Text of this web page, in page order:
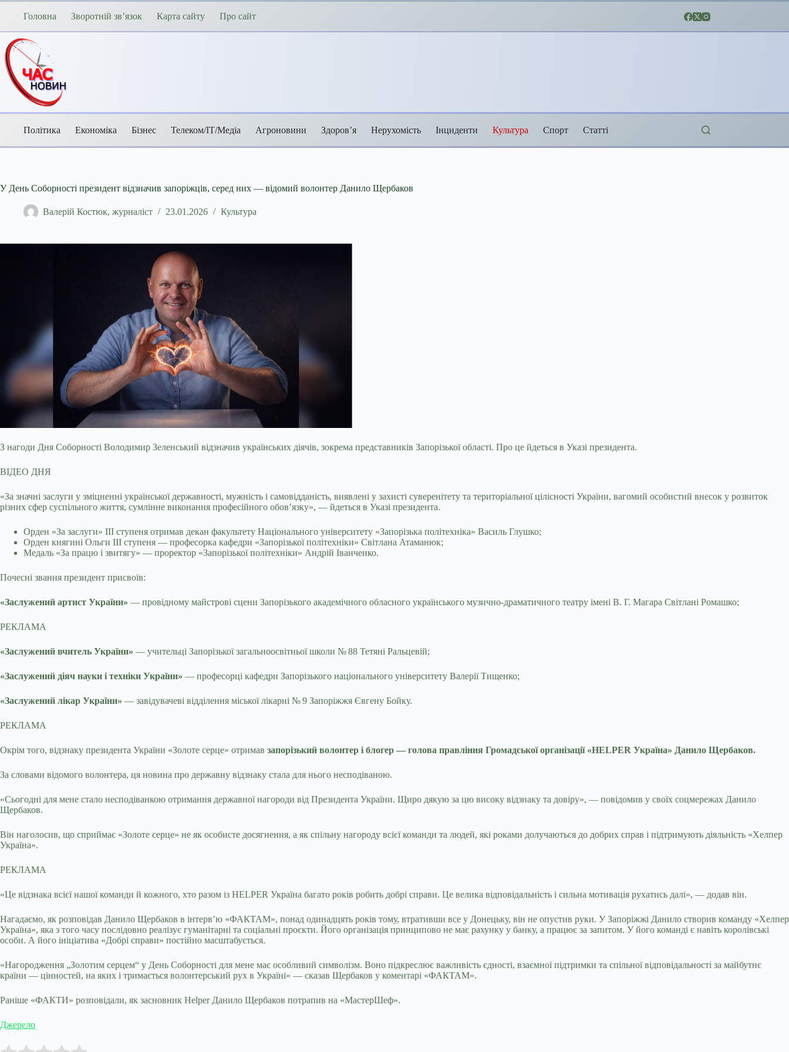
Перейти
Головна Зворотній зв’язок Карта сайту Про сайт
Політика Економіка Бізнес Телеком/ІТ/Медіа Агроновини Здоров’я Нерухомість Інциденти Культура Спорт Статті
У День Соборності президент відзначив запоріжців, серед них — відомий волонтер Данило Щербаков
Валерій Костюк, журналіст 23.01.2026 Культура
З нагоди Дня Соборності Володимир Зеленський відзначив українських діячів, зокрема представників Запорізької області. Про це йдеться в Указі президента.
ВІДЕО ДНЯ
«За значні заслуги у зміцненні української державності, мужність і самовідданість, виявлені у захисті суверенітету та територіальної цілісності України, вагомий особистий внесок у розвиток
різних сфер суспільного життя, сумлінне виконання професійного обов’язку», — йдеться в Указі президента.
Орден «За заслуги» III ступеня отримав декан факультету Національного університету «Запорізька політехніка» Василь Глушко;
Орден княгині Ольги III ступеня — професорка кафедри «Запорізької політехніки» Світлана Атаманюк;
Медаль «За працю і звитягу» — проректор «Запорізької політехніки» Андрій Іванченко.
Почесні звання президент присвоїв:
«Заслужений артист України» — провідному майстрові сцени Запорізького академічного обласного українського музично-драматичного театру імені В. Г. Магара Світлані Ромашко;
РЕКЛАМА
«Заслужений вчитель України» — учительці Запорізької загальноосвітньої школи № 88 Тетяні Ральцевій;
«Заслужений діяч науки і техніки України» — професорці кафедри Запорізького національного університету Валерії Тищенко;
«Заслужений лікар України» — завідувачеві відділення міської лікарні № 9 Запоріжжя Євгену Бойку.
РЕКЛАМА
Окрім того, відзнаку президента України «Золоте серце» отримав запорізький волонтер і блогер — голова правління Громадської організації «НELPER Україна» Данило Щербаков.
За словами відомого волонтера, ця новина про державну відзнаку стала для нього несподіваною.
«Сьогодні для мене стало несподіванкою отримання державної нагороди від Президента України. Щиро дякую за цю високу відзнаку та довіру», — повідомив у своїх соцмережах Данило
Щербаков.
Він наголосив, що сприймає «Золоте серце» не як особисте досягнення, а як спільну нагороду всієї команди та людей, які роками долучаються до добрих справ і підтримують діяльність «Хелпер
Україна».
РЕКЛАМА
«Це відзнака всієї нашої команди й кожного, хто разом із HELPER Україна багато років робить добрі справи. Це велика відповідальність і сильна мотивація рухатись далі», — додав він.
Нагадаємо, як розповідав Данило Щербаков в інтерв’ю «ФАКТАМ», понад одинадцять років тому, втративши все у Донецьку, він не опустив руки. У Запоріжжі Данило створив команду «Хелпер
Україна», яка з того часу послідовно реалізує гуманітарні та соціальні проєкти. Його організація принципово не має рахунку у банку, а працює за запитом. У його команді є навіть королівські
особи. А його ініціатива «Добрі справи» постійно масштабується.
«Нагородження „Золотим серцем“ у День Соборності для мене має особливий символізм. Воно підкреслює важливість єдності, взаємної підтримки та спільної відповідальності за майбутнє
країни — цінностей, на яких і тримається волонтерський рух в Україні» — сказав Щербаков у коментарі «ФАКТАМ».
Раніше «ФАКТИ» розповідали, як засновник Helper Данило Щербаков потрапив на «МастерШеф».
Джерело